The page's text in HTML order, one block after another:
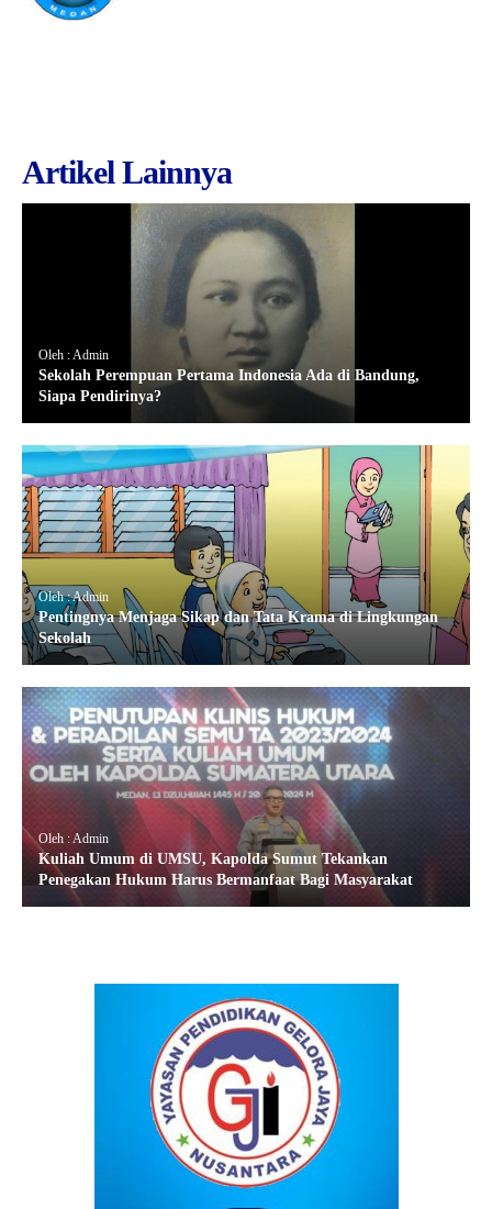
Artikel Lainnya
Oleh : Admin
Sekolah Perempuan Pertama Indonesia Ada di Bandung,
Siapa Pendirinya?
Oleh : Admin
Pentingnya Menjaga Sikap dan Tata Krama di Lingkungan
Sekolah
Oleh : Admin
Kuliah Umum di UMSU, Kapolda Sumut Tekankan
Penegakan Hukum Harus Bermanfaat Bagi Masyarakat